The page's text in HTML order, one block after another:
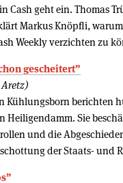
Cash geht ein. Thomas
Markus Knöpfli,
Weekly verzichten zu
gescheitert”
Aretz)
Kühlungsborn berichten
Heiligendamm. Sie
und die
der Staats- und